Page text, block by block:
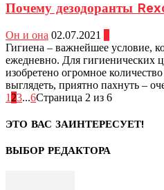
Почему дезодоранты
Он и она 02.07.2021
Гигиена – важнейшее условие,
ежедневно. Для гигиенических
изобретено огромное
выглядеть, приятно пахнуть –
1 23...6Страница 2 из 6
ЭТО ВАС ЗАИНТЕРЕСУЕТ!
ВЫБОР РЕДАКТОРА